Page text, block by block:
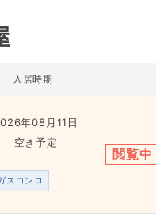
入居時期
年08月11日
空き予定
スコンロ
閲覧中